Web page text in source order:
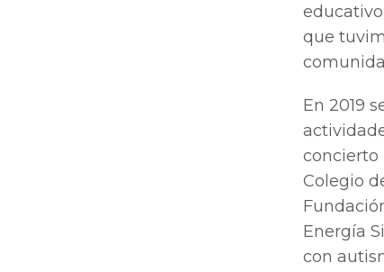
que
En 2019
concierto
Colegio
Energía
con